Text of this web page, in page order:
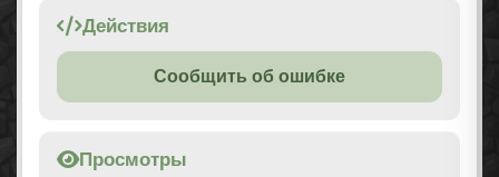
Действия
Сообщить об ошибке
Просмотры